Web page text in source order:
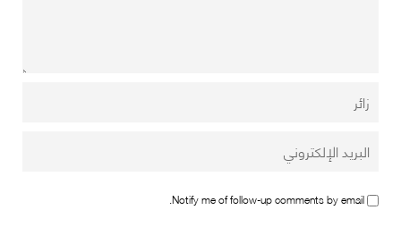
Notify me of follow-up comments by email.